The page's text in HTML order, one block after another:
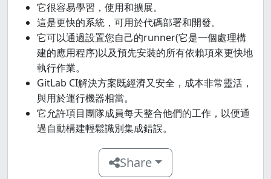
它很容易學習，使用和擴展。
這是更快的系統，可用於代碼部署和開發。
它可以通過設置您自己的runner(它是一個處理構
建的應用程序)以及預先安裝的所有依賴項來更快地
執行作業。
GitLab CI解決方案既經濟又安全，成本非常靈活，
與用於運行機器相當。
它允許項目團隊成員每天整合他們的工作，以便通
過自動構建輕鬆識別集成錯誤。
Share